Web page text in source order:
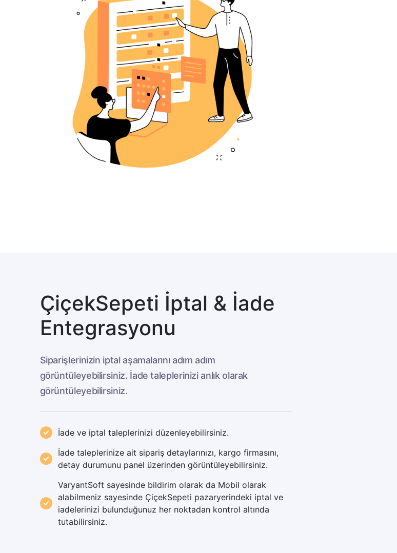
ÇiçekSepeti İptal & İade
Entegrasyonu
Siparişlerinizin iptal aşamalarını adım adım
görüntüleyebilirsiniz. İade taleplerinizi anlık olarak
görüntüleyebilirsiniz.
İade ve iptal taleplerinizi düzenleyebilirsiniz.
İade taleplerinize ait sipariş detaylarınızı, kargo firmasını,
detay durumunu panel üzerinden görüntüleyebilirsiniz.
VaryantSoft sayesinde bildirim olarak da Mobil olarak
alabilmeniz sayesinde ÇiçekSepeti pazaryerindeki iptal ve
iadelerinizi bulunduğunuz her noktadan kontrol altında
tutabilirsiniz.